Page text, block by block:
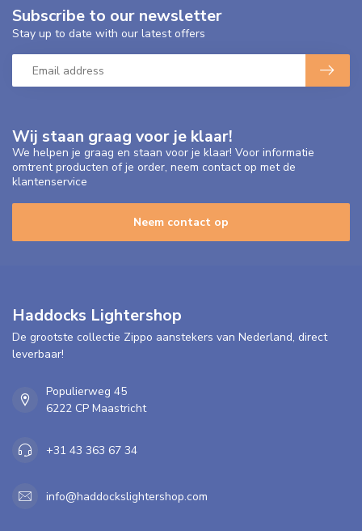
Wij staan graag voor je klaar!
We helpen je graag en staan voor je klaar! Voor informatie
omtrent producten of je order, neem contact op met de
klantenservice
Neem contact op
Subscribe to our newsletter
Stay up to date with our latest offers
Haddocks Lightershop
De grootste collectie Zippo aanstekers van Nederland, direct
leverbaar!
Populierweg 45
6222 CP Maastricht
+31 43 363 67 34
info@haddockslightershop.com